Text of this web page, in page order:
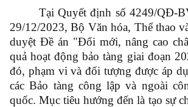
Tại Quyết định số 4249/QĐ-
29/12/2023, Bộ Văn hóa, Thể thao
duyệt Đề án "Đổi mới, nâng cao
quả hoạt động bảo tàng giai đoạn
đó, phạm vi và đối tượng được áp
các Bảo tàng công lập và ngoài
quốc. Mục tiêu hướng đến là tạo sự